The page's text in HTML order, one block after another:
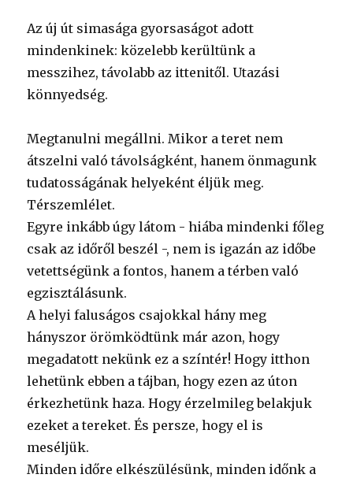
Az új út simasága gyorsaságot adott
mindenkinek: közelebb kerültünk a
messzihez, távolabb az ittenitől. Utazási
könnyedség.
Megtanulni megállni. Mikor a teret nem
átszelni való távolságként, hanem önmagunk
tudatosságának helyeként éljük meg.
Térszemlélet.
Egyre inkább úgy látom - hiába mindenki főleg
csak az időről beszél -, nem is igazán az időbe
vetettségünk a fontos, hanem a térben való
egzisztálásunk.
A helyi faluságos csajokkal hány meg
hányszor örömködtünk már azon, hogy
megadatott nekünk ez a színtér! Hogy itthon
lehetünk ebben a tájban, hogy ezen az úton
érkezhetünk haza. Hogy érzelmileg belakjuk
ezeket a tereket. És persze, hogy el is
meséljük.
Minden időre elkészülésünk, minden időnk a